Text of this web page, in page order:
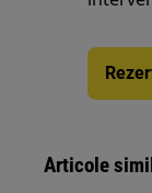
Articole